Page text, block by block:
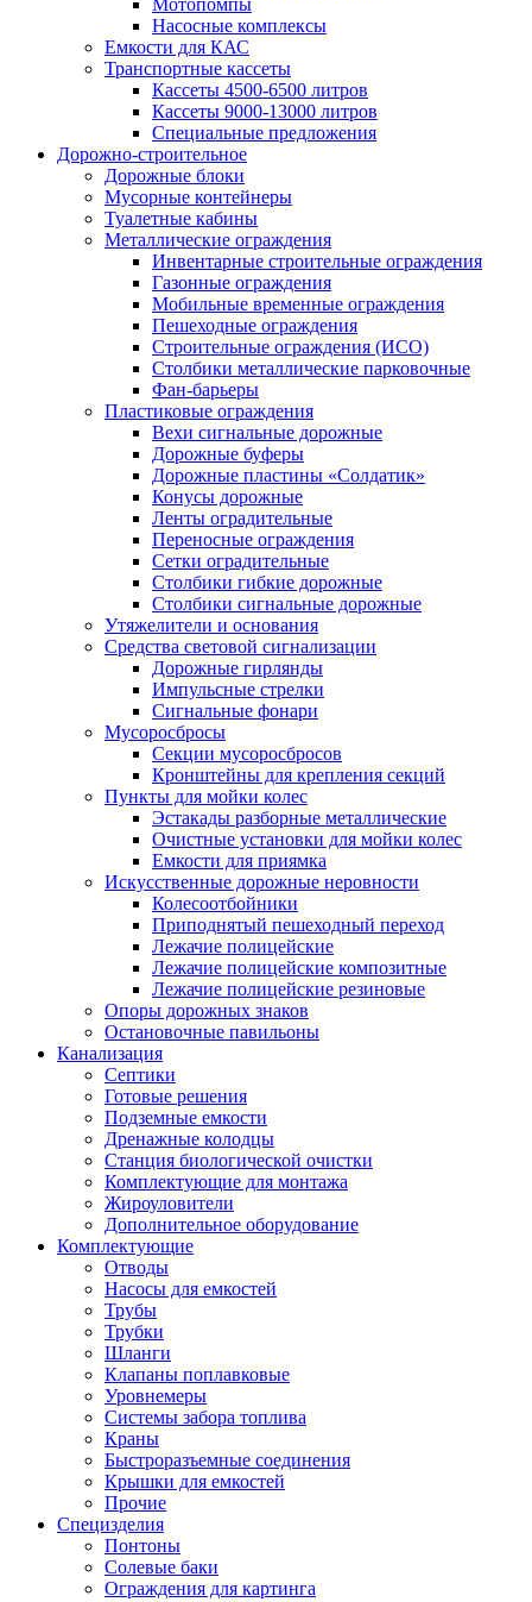
Мотопомпы
Насосные комплексы
Емкости для КАС
Транспортные кассеты
Кассеты 4500-6500 литров
Кассеты 9000-13000 литров
Специальные предложения
Дорожно-строительное
Дорожные блоки
Мусорные контейнеры
Туалетные кабины
Металлические ограждения
Инвентарные строительные ограждения
Газонные ограждения
Мобильные временные ограждения
Пешеходные ограждения
Строительные ограждения (ИСО)
Столбики металлические парковочные
Фан-барьеры
Пластиковые ограждения
Вехи сигнальные дорожные
Дорожные буферы
Дорожные пластины «Солдатик»
Конусы дорожные
Ленты оградительные
Переносные ограждения
Сетки оградительные
Столбики гибкие дорожные
Столбики сигнальные дорожные
Утяжелители и основания
Средства световой сигнализации
Дорожные гирлянды
Импульсные стрелки
Сигнальные фонари
Мусоросбросы
Секции мусоросбросов
Кронштейны для крепления секций
Пункты для мойки колес
Эстакады разборные металлические
Очистные установки для мойки колес
Емкости для приямка
Искусственные дорожные неровности
Колесоотбойники
Приподнятый пешеходный переход
Лежачие полицейские
Лежачие полицейские композитные
Лежачие полицейские резиновые
Опоры дорожных знаков
Остановочные павильоны
Канализация
Септики
Готовые решения
Подземные емкости
Дренажные колодцы
Станция биологической очистки
Комплектующие для монтажа
Жироуловители
Дополнительное оборудование
Комплектующие
Отводы
Насосы для емкостей
Трубы
Трубки
Шланги
Клапаны поплавковые
Уровнемеры
Системы забора топлива
Краны
Быстроразъемные соединения
Крышки для емкостей
Прочие
Специзделия
Понтоны
Солевые баки
Ограждения для картинга